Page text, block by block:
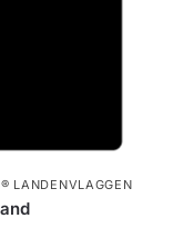
LANDENVLAGGEN